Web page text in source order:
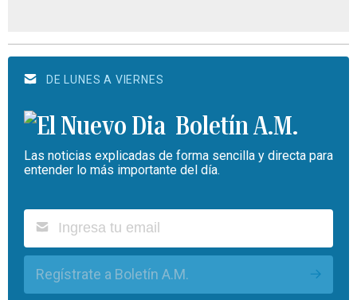
DE LUNES A VIERNES
Boletín A.M.
Las noticias explicadas de forma sencilla y directa para
entender lo más importante del día.
Regístrate a Boletín A.M.